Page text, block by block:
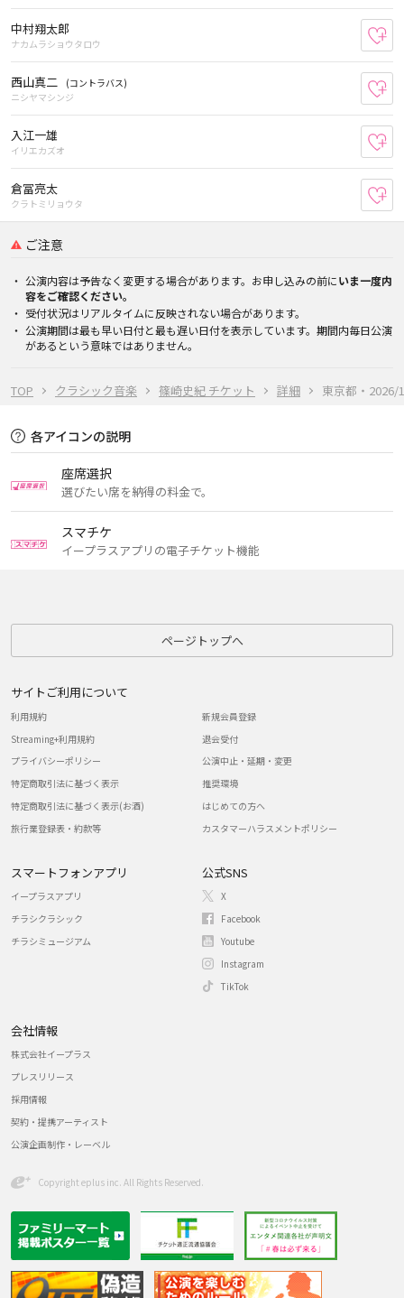
TOP クラシック音楽 篠崎史紀 チケット 詳細 東京都・2026/
中村翔太郎
ナカムラショウタロウ
西山真二
(コントラバス)
ニシヤマシンジ
入江一雄
イリエカズオ
倉冨亮太
クラトミリョウタ
ご注意
公演内容は予告なく変更する場合があります。お申し込みの前にいま一度内
容をご確認ください。
受付状況はリアルタイムに反映されない場合があります。
公演期間は最も早い日付と最も遅い日付を表示しています。期間内毎日公演
があるという意味ではありません。
各アイコンの説明
座席選択
選びたい席を納得の料金で。
スマチケ
イープラスアプリの電子チケット機能
ページトップへ
サイトご利用について
利用規約
Streaming+利用規約
プライバシーポリシー
特定商取引法に基づく表示
特定商取引法に基づく表示(お酒)
旅行業登録表・約款等
新規会員登録
退会受付
公演中止・延期・変更
推奨環境
はじめての方へ
カスタマーハラスメントポリシー
スマートフォンアプリ
イープラスアプリ
チラシクラシック
チラシミュージアム
公式SNS
X
Facebook
Youtube
Instagram
TikTok
会社情報
株式会社イープラス
プレスリリース
採用情報
契約・提携アーティスト
公演企画制作・レーベル
Copyright eplus inc. All Rights Reserved.